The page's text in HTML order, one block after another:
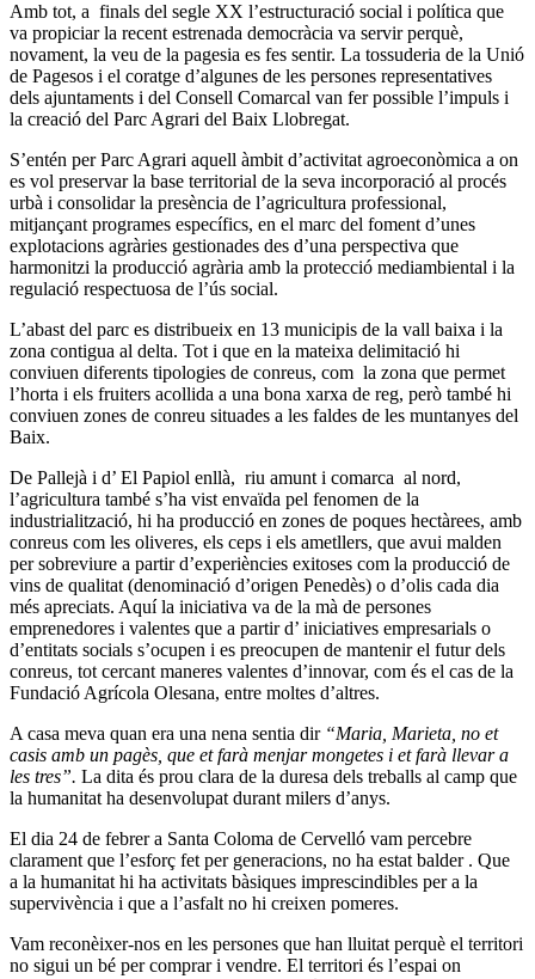
Amb tot, a finals del segle XX l’estructuració social i política que
va propiciar la recent estrenada democràcia va servir perquè,
novament, la veu de la pagesia es fes sentir. La tossuderia de la Unió
de Pagesos i el coratge d’algunes de les persones representatives
dels ajuntaments i del Consell Comarcal van fer possible l’impuls i
la creació del Parc Agrari del Baix Llobregat.
S’entén per Parc Agrari aquell àmbit d’activitat agroeconòmica a on
es vol preservar la base territorial de la seva incorporació al procés
urbà i consolidar la presència de l’agricultura professional,
mitjançant programes específics, en el marc del foment d’unes
explotacions agràries gestionades des d’una perspectiva que
harmonitzi la producció agrària amb la protecció mediambiental i la
regulació respectuosa de l’ús social.
L’abast del parc es distribueix en 13 municipis de la vall baixa i la
zona contigua al delta. Tot i que en la mateixa delimitació hi
conviuen diferents tipologies de conreus, com la zona que permet
l’horta i els fruiters acollida a una bona xarxa de reg, però també hi
conviuen zones de conreu situades a les faldes de les muntanyes del
Baix.
De Pallejà i d’ El Papiol enllà, riu amunt i comarca al nord,
l’agricultura també s’ha vist envaïda pel fenomen de la
industrialització, hi ha producció en zones de poques hectàrees, amb
conreus com les oliveres, els ceps i els ametllers, que avui malden
per sobreviure a partir d’experiències exitoses com la producció de
vins de qualitat (denominació d’origen Penedès) o d’olis cada dia
més apreciats. Aquí la iniciativa va de la mà de persones
emprenedores i valentes que a partir d’ iniciatives empresarials o
d’entitats socials s’ocupen i es preocupen de mantenir el futur dels
conreus, tot cercant maneres valentes d’innovar, com és el cas de la
Fundació Agrícola Olesana, entre moltes d’altres.
A casa meva quan era una nena sentia dir “Maria, Marieta, no et
casis amb un pagès, que et farà menjar mongetes i et farà llevar a
les tres”. La dita és prou clara de la duresa dels treballs al camp que
la humanitat ha desenvolupat durant milers d’anys.
El dia 24 de febrer a Santa Coloma de Cervelló vam percebre
clarament que l’esforç fet per generacions, no ha estat balder . Que
a la humanitat hi ha activitats bàsiques imprescindibles per a la
supervivència i que a l’asfalt no hi creixen pomeres.
Vam reconèixer-nos en les persones que han lluitat perquè el territori
no sigui un bé per comprar i vendre. El territori és l’espai on